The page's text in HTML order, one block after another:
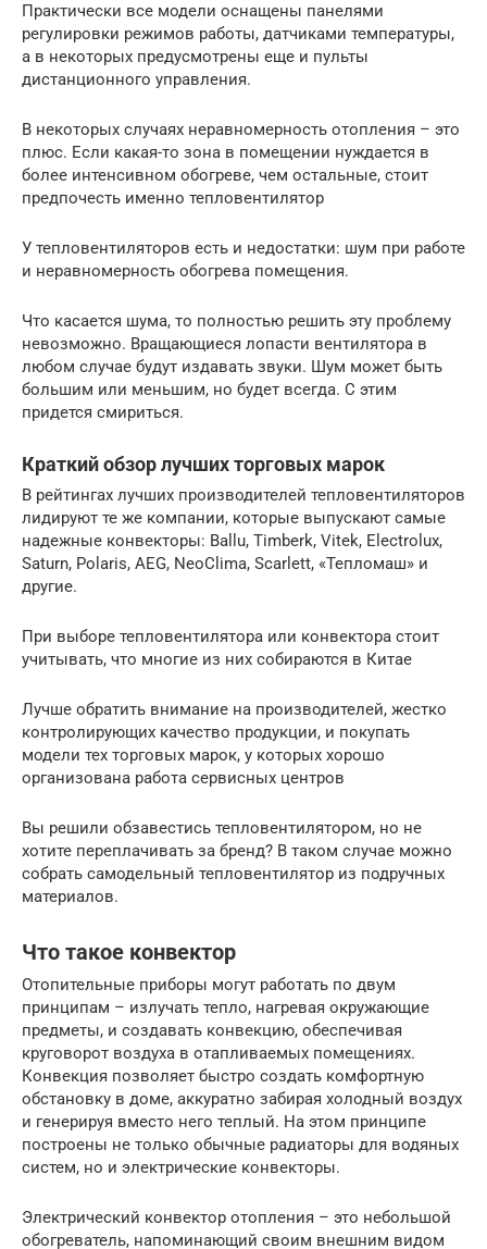
Практически все модели оснащены панелями
регулировки режимов работы, датчиками температуры,
а в некоторых предусмотрены еще и пульты
дистанционного управления.
В некоторых случаях неравномерность отопления – это
плюс. Если какая-то зона в помещении нуждается в
более интенсивном обогреве, чем остальные, стоит
предпочесть именно тепловентилятор
У тепловентиляторов есть и недостатки: шум при работе
и неравномерность обогрева помещения.
Что касается шума, то полностью решить эту проблему
невозможно. Вращающиеся лопасти вентилятора в
любом случае будут издавать звуки. Шум может быть
большим или меньшим, но будет всегда. С этим
придется смириться.
Краткий обзор лучших торговых марок
В рейтингах лучших производителей тепловентиляторов
лидируют те же компании, которые выпускают самые
надежные конвекторы: Ballu, Timberk, Vitek, Electrolux,
Saturn, Polaris, AEG, NeoClima, Scarlett, «Тепломаш» и
другие.
При выборе тепловентилятора или конвектора стоит
учитывать, что многие из них собираются в Китае
Лучше обратить внимание на производителей, жестко
контролирующих качество продукции, и покупать
модели тех торговых марок, у которых хорошо
организована работа сервисных центров
Вы решили обзавестись тепловентилятором, но не
хотите переплачивать за бренд? В таком случае можно
собрать самодельный тепловентилятор из подручных
материалов.
Что такое конвектор
Отопительные приборы могут работать по двум
принципам – излучать тепло, нагревая окружающие
предметы, и создавать конвекцию, обеспечивая
круговорот воздуха в отапливаемых помещениях.
Конвекция позволяет быстро создать комфортную
обстановку в доме, аккуратно забирая холодный воздух
и генерируя вместо него теплый. На этом принципе
построены не только обычные радиаторы для водяных
систем, но и электрические конвекторы.
Электрический конвектор отопления – это небольшой
обогреватель, напоминающий своим внешним видом